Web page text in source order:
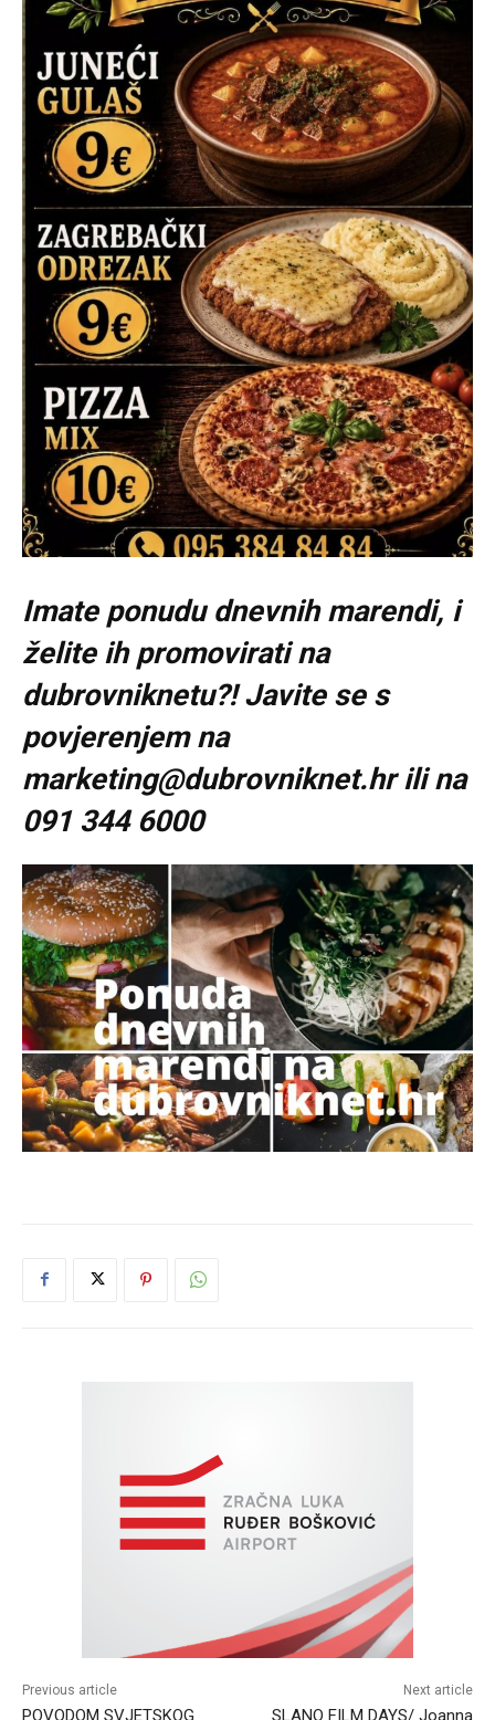
Imate ponudu dnevnih marendi, i
želite ih promovirati na
dubrovniknetu?! Javite se s
povjerenjem na
marketing@dubrovniknet.hr ili na
091 344 6000
Previous article
POVODOM SVJETSKOG
Next article
SLANO FILM DAYS/ Joanna